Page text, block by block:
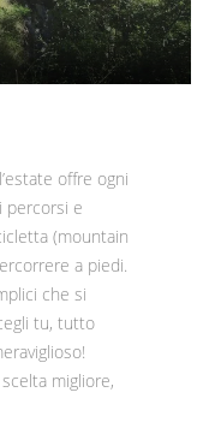
offre ogni
percorsi e
(mountain
a piedi.
che si
tu, tutto
migliore,